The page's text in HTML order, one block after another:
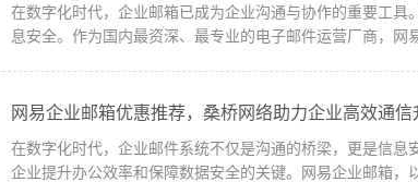
在数字化时代，企业邮箱已成为企业沟通与协作的重要工
息安全。作为国内最资深、最专业的电子邮件运营厂商，
网易企业邮箱优惠推荐，桑桥网络助力企业高效通信
在数字化时代，企业邮件系统不仅是沟通的桥梁，更是信
企业提升办公效率和保障数据安全的关键。网易企业邮箱